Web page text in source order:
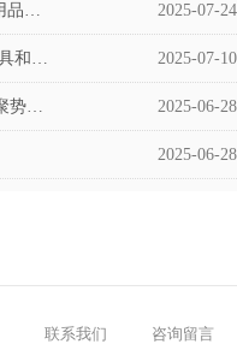
智护创新·聚势出海｜东莞市玩具和婴童用品企业涉外知识产权交流会成功举办 2025-07-24
保护知识产权，共创美好未来 | 东莞市玩具和婴童用品协会积极筹备成立维权援助工作站 2025-07-10
聚焦AI赋能与协同创新｜协会成功举办“聚势·共赢”企业交流活动 2025-06-28
2025-06-28
联系我们 咨询留言